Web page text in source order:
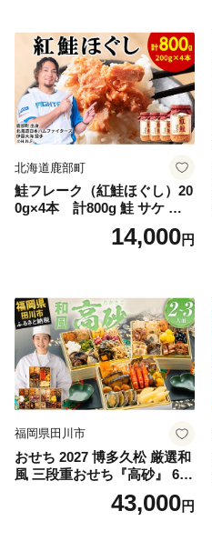
北海道鹿部町
鮭フレーク（紅鮭ほぐし）20
0g×4本 計800g 鮭 サケ 鮭
ほぐし サケフレーク シャケ
フレーク 鮭フレーク14,000円
福岡県田川市
おせち 2027 博多久松 厳選和
風 三段重おせち『高砂』 6.5
寸 3段重 2～3人前 おせち料
理 重箱 お正月 冷凍おせち 縁
43,000円